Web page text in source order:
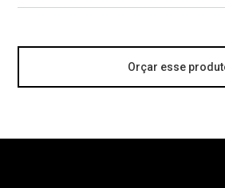
Orçar esse